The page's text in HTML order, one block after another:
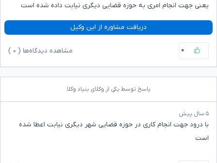
یعنی جهت انجام امری به حوزه قضایی دیگری نیابت داده شده است
دریافت مشاوره از این وکیل
۰ مشاهده دیدگاه‌ها ( ۰
پاسخ توسط یکی از وکلای بنیاد وکلا
۵ سال پیش
با درود جهت انجام کاری در حوزه قضایی شهر دیگری نیابت اعطا شده
است